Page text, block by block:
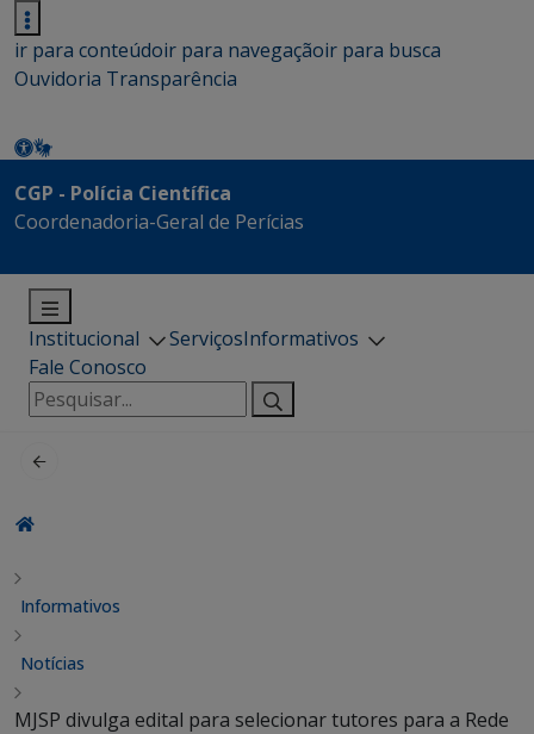
ir para conteúdoir para navegaçãoir para busca
Ouvidoria Transparência
CGP - Polícia Científica
Coordenadoria-Geral de Perícias
Institucional ServiçosInformativos
Fale Conosco
Pesquisar
por:
Informativos
Notícias
MJSP divulga edital para selecionar tutores para a Rede